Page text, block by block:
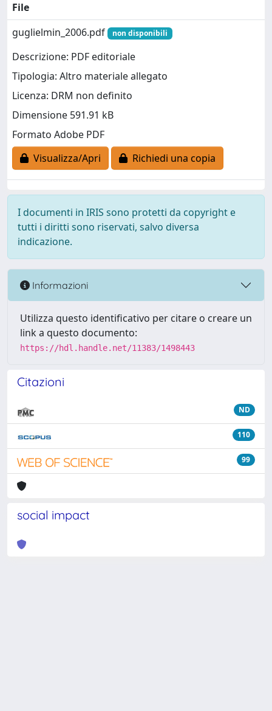
File
guglielmin_2006.pdf
non disponibili
Descrizione: PDF editoriale
Tipologia: Altro materiale allegato
Licenza: DRM non definito
Dimensione 591.91 kB
Formato Adobe PDF
Visualizza/Apri
Richiedi una copia
I documenti in IRIS sono protetti da copyright e
tutti i diritti sono riservati, salvo diversa
indicazione.
Informazioni
Utilizza questo identificativo per citare o creare un
link a questo documento:
https://hdl.handle.net/11383/1498443
Citazioni
ND
110
99
social impact